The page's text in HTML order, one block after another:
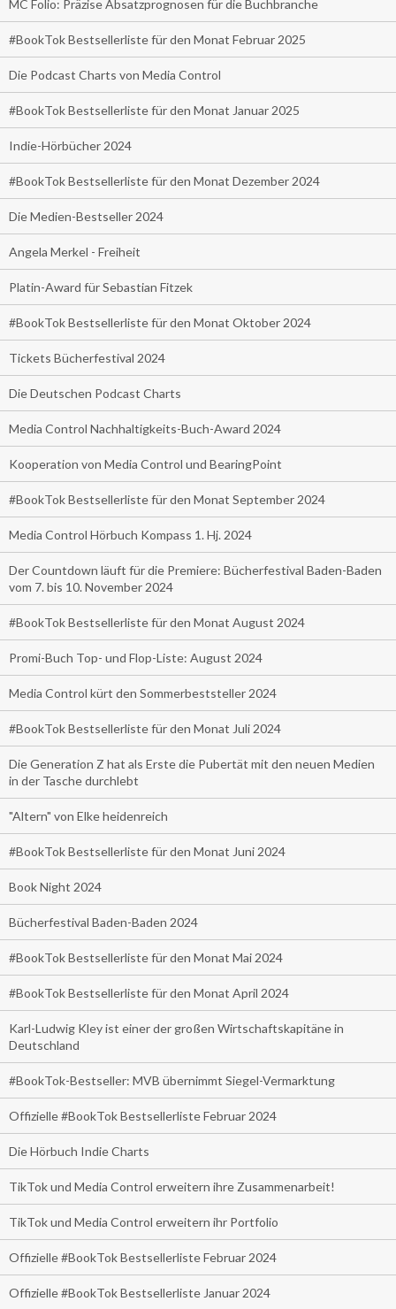
MC Folio: Präzise Absatzprognosen für die Buchbranche
#BookTok Bestsellerliste für den Monat Februar 2025
Die Podcast Charts von Media Control
#BookTok Bestsellerliste für den Monat Januar 2025
Indie-Hörbücher 2024
#BookTok Bestsellerliste für den Monat Dezember 2024
Die Medien-Bestseller 2024
Angela Merkel - Freiheit
Platin-Award für Sebastian Fitzek
#BookTok Bestsellerliste für den Monat Oktober 2024
Tickets Bücherfestival 2024
Die Deutschen Podcast Charts
Media Control Nachhaltigkeits-Buch-Award 2024
Kooperation von Media Control und BearingPoint
#BookTok Bestsellerliste für den Monat September 2024
Media Control Hörbuch Kompass 1. Hj. 2024
Der Countdown läuft für die Premiere: Bücherfestival Baden-Baden
vom 7. bis 10. November 2024
#BookTok Bestsellerliste für den Monat August 2024
Promi-Buch Top- und Flop-Liste: August 2024
Media Control kürt den Sommerbeststeller 2024
#BookTok Bestsellerliste für den Monat Juli 2024
Die Generation Z hat als Erste die Pubertät mit den neuen Medien
in der Tasche durchlebt
"Altern" von Elke heidenreich
#BookTok Bestsellerliste für den Monat Juni 2024
Book Night 2024
Bücherfestival Baden-Baden 2024
#BookTok Bestsellerliste für den Monat Mai 2024
#BookTok Bestsellerliste für den Monat April 2024
Karl-Ludwig Kley ist einer der großen Wirtschaftskapitäne in
Deutschland
#BookTok-Bestseller: MVB übernimmt Siegel-Vermarktung
Offizielle #BookTok Bestsellerliste Februar 2024
Die Hörbuch Indie Charts
TikTok und Media Control erweitern ihre Zusammenarbeit!
TikTok und Media Control erweitern ihr Portfolio
Offizielle #BookTok Bestsellerliste Februar 2024
Offizielle #BookTok Bestsellerliste Januar 2024